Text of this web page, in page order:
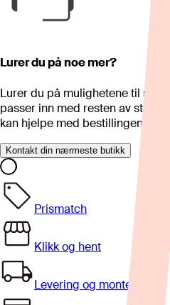
Lurer du på noe mer?
Lurer du på mulighetene til
passer inn med resten av stua
kan hjelpe med bestillingen?
Kontakt din nærmeste butikk
Prismatch
Klikk og hent
Levering og montering